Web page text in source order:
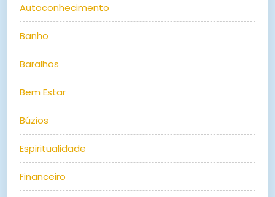
Autoconhecimento
Banho
Baralhos
Bem Estar
Búzios
Espiritualidade
Financeiro